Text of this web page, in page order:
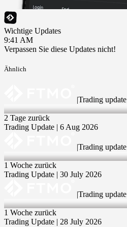
Wichtige Updates
9:41 AM
Verpassen Sie diese Updates nicht!
Ähnlich
|Trading update
6 Aug 2026
2 Tage zurück
Trading Update | 6 Aug 2026
|Trading update
30 Jul 2026
1 Woche zurück
Trading Update | 30 July 2026
|Trading update
28 Jul 2026
1 Woche zurück
Trading Update | 28 July 2026